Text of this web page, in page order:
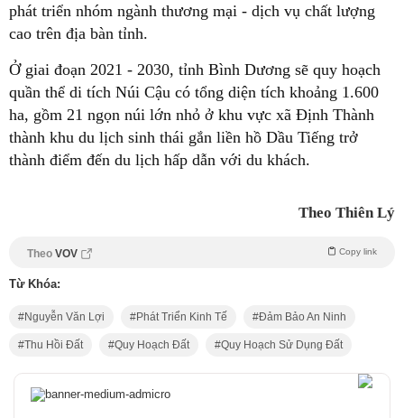
phát triển nhóm ngành thương mại - dịch vụ chất lượng
cao trên địa bàn tỉnh.
Ở giai đoạn 2021 - 2030, tỉnh Bình Dương sẽ quy hoạch
quần thể di tích Núi Cậu có tổng diện tích khoảng 1.600
ha, gồm 21 ngọn núi lớn nhỏ ở khu vực xã Định Thành
thành khu du lịch sinh thái gắn liền hồ Dầu Tiếng trở
thành điểm đến du lịch hấp dẫn với du khách.
Theo Thiên Lý
Theo VOV Copy link
Từ Khóa:
Nguyễn Văn Lợi Phát Triển Kinh Tế Đảm Bảo An Ninh
Thu Hồi Đất Quy Hoạch Đất Quy Hoạch Sử Dụng Đất